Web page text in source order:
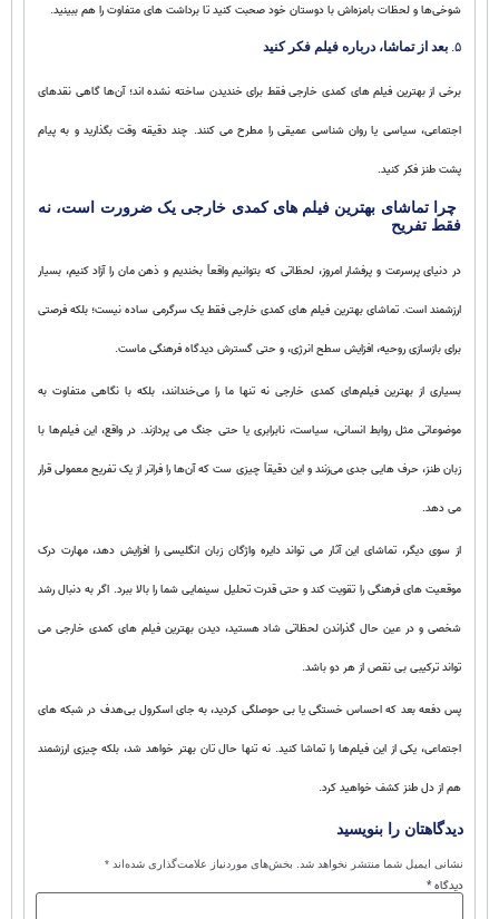
شوخی‌ها و لحظات بامزه‌اش با دوستان خود صحبت کنید تا برداشت‌ های متفاوت را هم ببینید.
۵. بعد از تماشا، درباره فیلم فکر کنید
برخی از بهترین فیلم‌ های کمدی خارجی فقط برای خندیدن ساخته نشده‌ اند؛ آن‌ها گاهی نقدهای
اجتماعی، سیاسی یا روان‌ شناسی عمیقی را مطرح می‌ کنند. چند دقیقه وقت بگذارید و به پیام
پشت طنز فکر کنید.
چرا تماشای بهترین فیلم‌ های کمدی خارجی یک ضرورت است، نه
فقط تفریح
در دنیای پرسرعت و پرفشار امروز، لحظاتی که بتوانیم واقعاً بخندیم و ذهن‌ مان را آزاد کنیم، بسیار
ارزشمند است. تماشای بهترین فیلم‌ های کمدی خارجی فقط یک سرگرمی ساده نیست؛ بلکه فرصتی
برای بازسازی روحیه، افزایش سطح انرژی، و حتی گسترش دیدگاه فرهنگی ماست.
بسیاری از بهترین فیلم‌های کمدی خارجی نه‌ تنها ما را می‌خندانند، بلکه با نگاهی متفاوت به
موضوعاتی مثل روابط انسانی، سیاست، نابرابری یا حتی جنگ می‌ پردازند. در واقع، این فیلم‌ها با
زبان طنز، حرف‌ هایی جدی می‌زنند و این دقیقاً چیزی‌ ست که آن‌ها را فراتر از یک تفریح معمولی قرار
می‌ دهد.
از سوی دیگر، تماشای این آثار می‌ تواند دایره واژگان زبان انگلیسی را افزایش دهد، مهارت درک
موقعیت‌ های فرهنگی را تقویت کند و حتی قدرت تحلیل سینمایی شما را بالا ببرد. اگر به دنبال رشد
شخصی و در عین حال گذراندن لحظاتی شاد هستید، دیدن بهترین فیلم‌ های کمدی خارجی می‌
تواند ترکیبی بی‌ نقص از هر دو باشد.
پس دفعه بعد که احساس خستگی یا بی‌ حوصلگی کردید، به جای اسکرول بی‌هدف در شبکه‌ های
اجتماعی، یکی از این فیلم‌ها را تماشا کنید. نه‌ تنها حال‌ تان بهتر خواهد شد، بلکه چیزی ارزشمند
هم از دل طنز کشف خواهید کرد.
دیدگاهتان را بنویسید
نشانی ایمیل شما منتشر نخواهد شد. بخش‌های موردنیاز علامت‌گذاری شده‌اند *
دیدگاه*